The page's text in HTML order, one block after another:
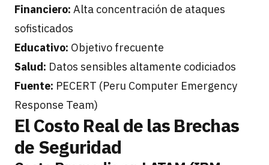
Financiero: Alta concentración de ataques
sofisticados
Educativo: Objetivo frecuente
Salud: Datos sensibles altamente codiciados
Fuente: PECERT (Peru Computer Emergency
Response Team)
El Costo Real de las Brechas
de Seguridad